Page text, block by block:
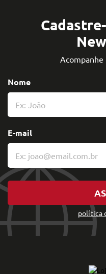
Acompanhe
política
Nome
E-mail